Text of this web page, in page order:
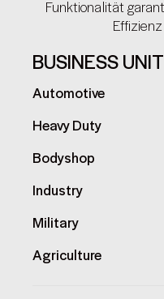
Funktionalität
BUSINESS UNIT
Automotive
Heavy Duty
Bodyshop
Industry
Military
Agriculture